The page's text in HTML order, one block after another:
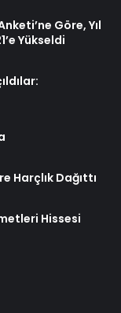
Göre, Yıl
Yükseldi
Harçlık Dağıttı
Hissesi